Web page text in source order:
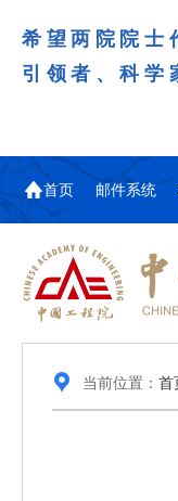
希望两院院士
引领者、科学
首页 邮件系统
当前位置： 首